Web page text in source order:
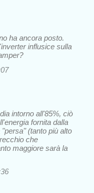
ha ancora posto.
influsice sulla
intorno all'85%, ciò
fornita dalla
(tanto più alto
che
maggiore sarà la